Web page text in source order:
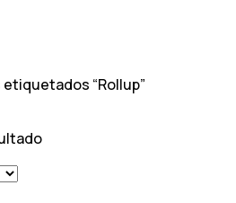
“Rollup”